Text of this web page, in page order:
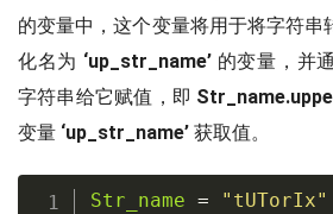
的变量中，这个变量将用于将字符串
化名为 ‘up_str_name’的变量，并
字符串给它赋值，即
变量 ‘up_str_name’ 获取值。
Str_name =
"tUTorIx"